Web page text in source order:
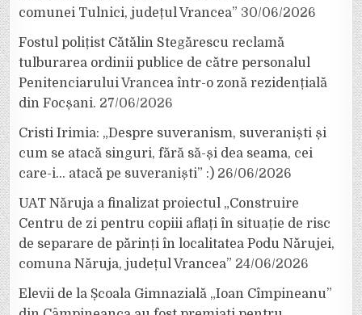
comunei Tulnici, județul Vrancea” 30/06/2026
Fostul polițist Cătălin Stegărescu reclamă
tulburarea ordinii publice de către personalul
Penitenciarului Vrancea într-o zonă rezidențială
din Focșani. 27/06/2026
Cristi Irimia: „Despre suveranism, suveraniști și
cum se atacă singuri, fără să-și dea seama, cei
care-i… atacă pe suveraniști” :) 26/06/2026
UAT Năruja a finalizat proiectul „Construire
Centru de zi pentru copiii aflați în situație de risc
de separare de părinți în localitatea Podu Nărujei,
comuna Năruja, județul Vrancea” 24/06/2026
Elevii de la Școala Gimnazială „Ioan Cîmpineanu”